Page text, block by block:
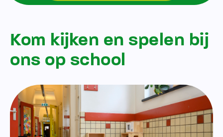
Kom kijken en spelen bij
ons op school